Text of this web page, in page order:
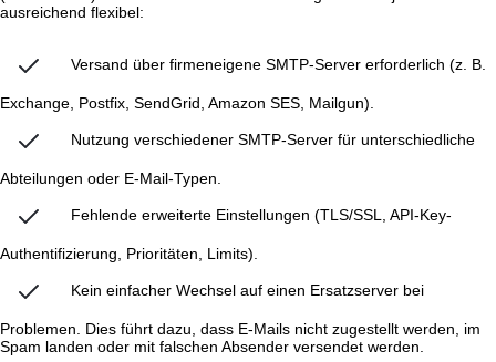
ausreichend flexibel:
Versand über firmeneigene SMTP-Server erforderlich (z. B.
Exchange, Postfix, SendGrid, Amazon SES, Mailgun).
Nutzung verschiedener SMTP-Server für unterschiedliche
Abteilungen oder E-Mail-Typen.
Fehlende erweiterte Einstellungen (TLS/SSL, API-Key-
Authentifizierung, Prioritäten, Limits).
Kein einfacher Wechsel auf einen Ersatzserver bei
Problemen. Dies führt dazu, dass E-Mails nicht zugestellt werden, im
Spam landen oder mit falschen Absender versendet werden.